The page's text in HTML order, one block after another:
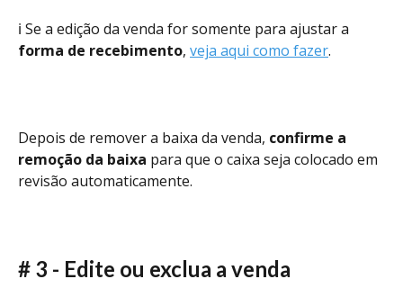
ℹ️ Se a edição da venda for somente para ajustar a
forma de recebimento, veja aqui como fazer.
Depois de remover a baixa da venda, confirme a
remoção da baixa para que o caixa seja colocado em
revisão automaticamente.
# 3 - Edite ou exclua a venda